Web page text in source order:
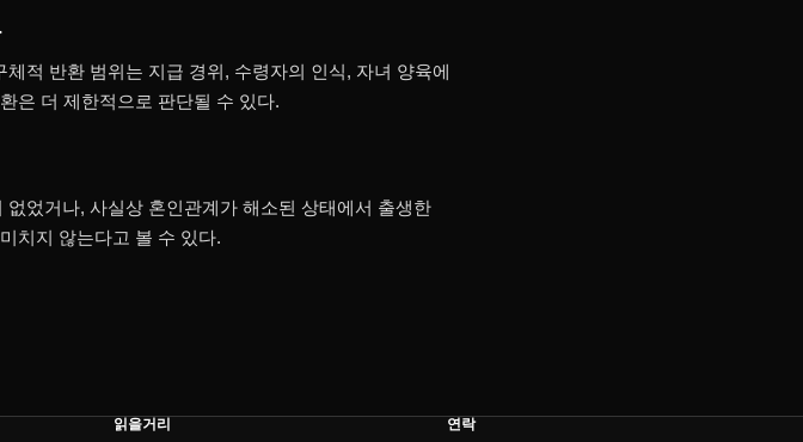
적 반환 범위는 지급 경위, 수령자의 인식, 자녀 양육에
은 더 제한적으로 판단될 수 있다.
었거나, 사실상 혼인관계가 해소된 상태에서 출생한
치지 않는다고 볼 수 있다.
읽을거리 연락